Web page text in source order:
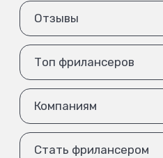
Отзывы
Топ фрилансеров
Компаниям
Стать фрилансером